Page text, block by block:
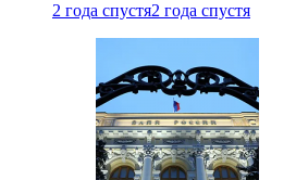
2 года спустя2 года спустя